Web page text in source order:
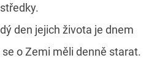
den jejich života je dnem
o Zemi měli denně starat.